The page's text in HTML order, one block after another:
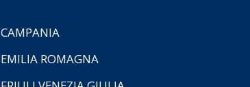
CAMPANIA
EMILIA ROMAGNA